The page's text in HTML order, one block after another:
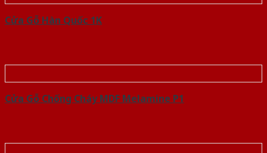
Cửa Gỗ Hàn Quốc 1K
Cửa Gỗ Chống Cháy MDF Melamine P1